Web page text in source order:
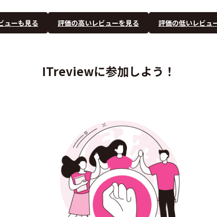
ューも見る 評価の高いレビューを見る 評価の低いレビュ
ITreviewに参加しよう！